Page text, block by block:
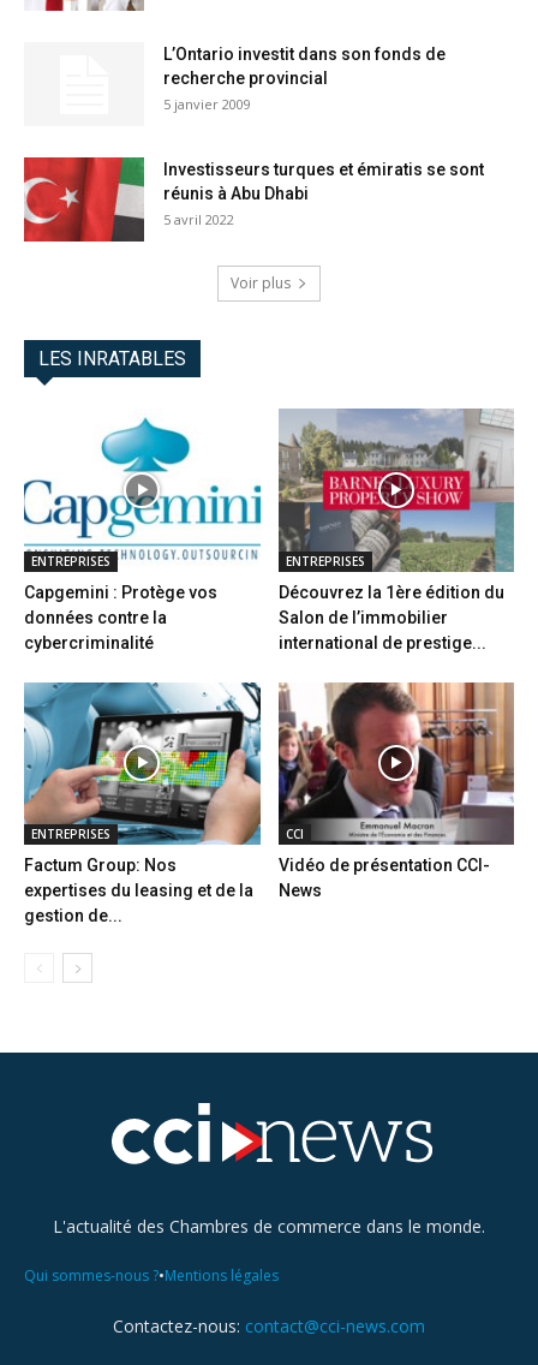
L’Ontario investit dans son fonds de
recherche provincial
5 janvier 2009
Investisseurs turques et émiratis se sont
réunis à Abu Dhabi
5 avril 2022
Voir plus
LES INRATABLES
ENTREPRISES
Capgemini : Protège vos
données contre la
cybercriminalité
ENTREPRISES
Découvrez la 1ère édition du
Salon de l’immobilier
international de prestige...
ENTREPRISES
Factum Group: Nos
expertises du leasing et de la
gestion de...
CCI
Vidéo de présentation CCI-
News
L'actualité des Chambres de commerce dans le monde.
Qui sommes-nous ?•Mentions légales
Contactez-nous: contact@cci-news.com